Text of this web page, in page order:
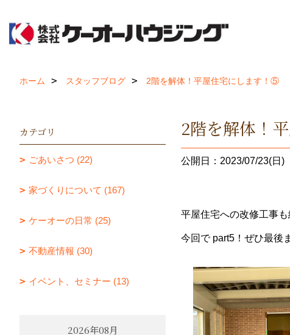
ホーム スタッフブログ 2階を解体！平屋住宅にします！⑤
2階を解体！
公開日：2023/07/23(日)
平屋住宅への改修工事も
今回で part5！ぜひ最後
カテゴリ
ごあいさつ (22)
家づくりについて (167)
ケーオーの日常 (25)
不動産情報 (30)
イベント、セミナー (13)
2026年08月